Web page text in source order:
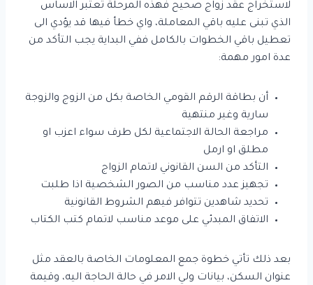
لاستخراج عقد زواج صحيح فهذه المرحلة تعتبر الاساس
الذي تبنى عليه باقي المعاملة، واي خطأ فيها قد يؤدي الى
تعطيل باقي الخطوات بالكامل ففي البداية يجب التأكد من
عدة امور مهمة:
أن بطاقة الرقم القومي الخاصة بكل من الزوج والزوجة
سارية وغير منتهية
مراجعة الحالة الاجتماعية لكل طرف سواء اعزب او
مطلق او ارمل
التأكد من السن القانوني لاتمام الزواج
تجهيز عدد مناسب من الصور الشخصية اذا طلبت
تحديد شاهدين تتوافر فيهم الشروط القانونية
الاتفاق المبدئي على موعد مناسب لاتمام كتب الكتاب
بعد ذلك تأتي خطوة جمع المعلومات الخاصة بالعقد مثل
عنوان السكن، بيانات ولي الامر في حالة الحاجة اليه، وقيمة